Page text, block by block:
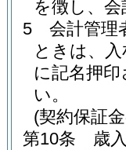
を徴し、
5
会計管理
ときは、
に記名押
い。
(契約保証
第10条
歳